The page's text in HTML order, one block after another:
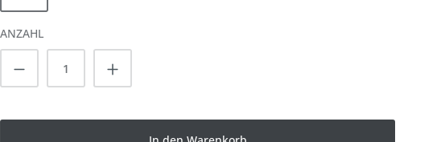
ANZAHL
Produkt Anzahl: Gib den gewünschten Wert